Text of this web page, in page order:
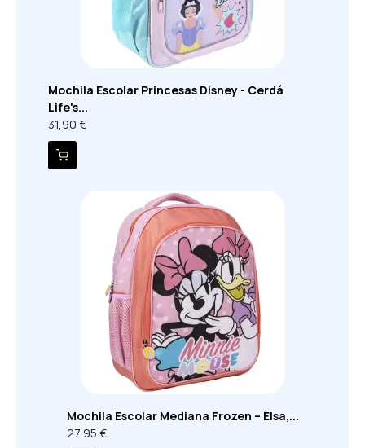
Mochila Escolar Princesas Disney - Cerdá
Life's...
31,90 €
Mochila Escolar Mediana Frozen – Elsa,...
27,95 €